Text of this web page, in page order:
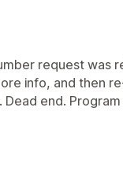
request was
info, and then
end.